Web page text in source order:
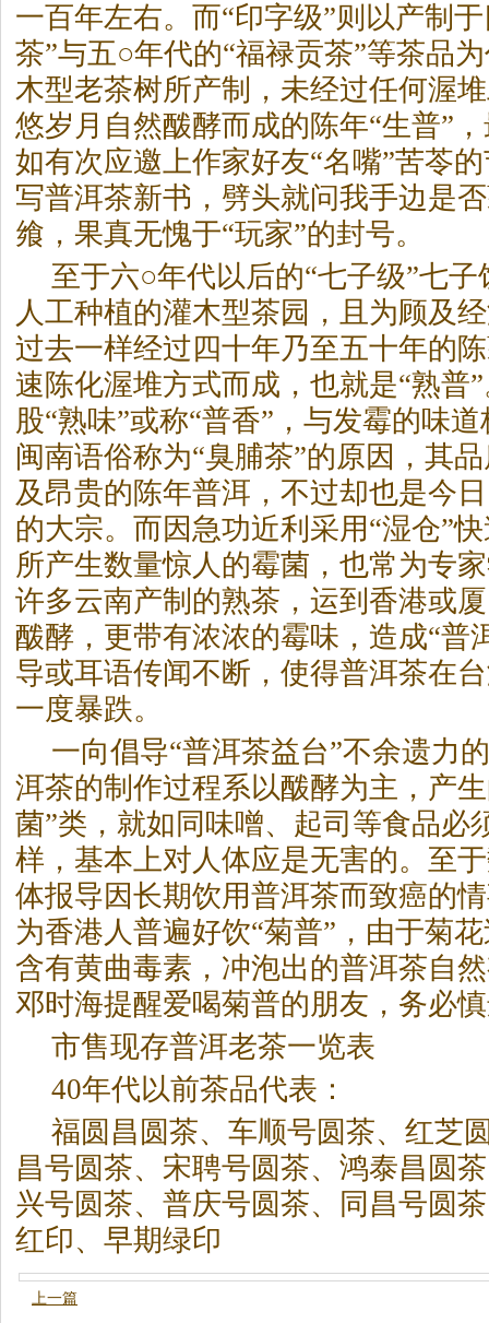
一百年左右。而“印字级”则以产制
茶”与五○年代的“福禄贡茶”等茶品
木型老茶树所产制，未经过任何渥
悠岁月自然酦酵而成的陈年“生普”
如有次应邀上作家好友“名嘴”苦苓
写普洱茶新书，劈头就问我手边是
飨，果真无愧于“玩家”的封号。
至于六○年代以后的“七子级”七子
人工种植的灌木型茶园，且为顾及
过去一样经过四十年乃至五十年的
速陈化渥堆方式而成，也就是“熟普
股“熟味”或称“普香”，与发霉的味
闽南语俗称为“臭脯茶”的原因，其
及昂贵的陈年普洱，不过却也是今
的大宗。而因急功近利采用“湿仓”
所产生数量惊人的霉菌，也常为专
许多云南产制的熟茶 ，运到香港或
酦酵，更带有浓浓的霉味，造成“普
导或耳语传闻不断，使得普洱茶在
一度暴跌。
一向倡导“普洱茶益台”不余遗力
洱茶的制作过程系以酦酵为主，产
菌”类，就如同味噌、起司等食品必
样，基本上对人体应是无害的。至
体报导因长期饮用普洱茶而致癌的
为香港人普遍好饮“菊普”，由于菊
含有黄曲毒素，冲泡出的普洱茶自
邓时海提醒爱喝菊普的朋友，务必
市售现存普洱老茶一览表
40年代以前茶品代表：
福圆昌圆茶、车顺号圆茶、红芝
昌号圆茶、宋聘号圆茶、鸿泰昌圆茶
兴号圆茶、普庆号圆茶、同昌号圆茶
红印、早期绿印
上一篇